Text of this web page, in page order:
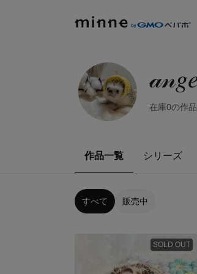
在庫0の作
作品一覧 シリーズ
すべて 販売中
SOLD OUT